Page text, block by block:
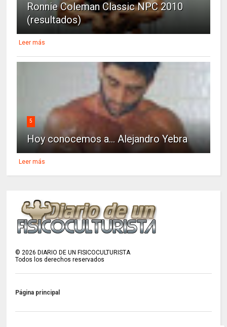
Ronnie Coleman Classic NPC 2010
(resultados)
Leer más
5
Hoy conocemos a... Alejandro Yebra
Leer más
©2026 DIARIO DE UN FISICOCULTURISTA
Todos los derechos reservados
Página principal